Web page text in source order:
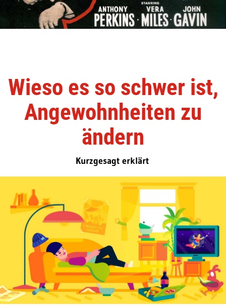
Wieso es so schwer ist,
Angewohnheiten zu
ändern
Kurzgesagt erklärt